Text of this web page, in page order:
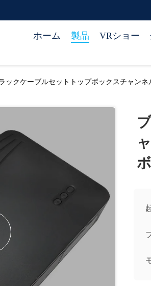
ホーム 製品 VRショー
ックケーブルセットトップボックスチャン